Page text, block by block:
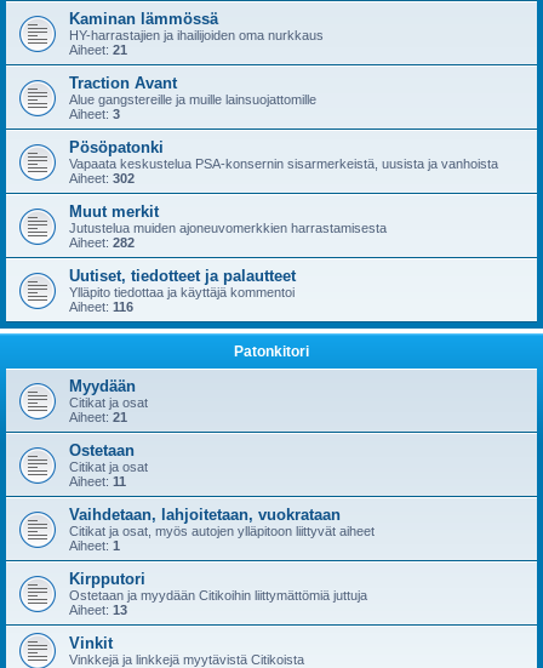
Kaminan lämmössä
HY-harrastajien ja ihailijoiden oma nurkkaus
Aiheet: 21
Traction Avant
Alue gangstereille ja muille lainsuojattomille
Aiheet: 3
Pösöpatonki
Vapaata keskustelua PSA-konsernin sisarmerkeistä, uusista ja vanhoista
Aiheet: 302
Muut merkit
Jutustelua muiden ajoneuvomerkkien harrastamisesta
Aiheet: 282
Uutiset, tiedotteet ja palautteet
Ylläpito tiedottaa ja käyttäjä kommentoi
Aiheet: 116
Patonkitori
Myydään
Citikat ja osat
Aiheet: 21
Ostetaan
Citikat ja osat
Aiheet: 11
Vaihdetaan, lahjoitetaan, vuokrataan
Citikat ja osat, myös autojen ylläpitoon liittyvät aiheet
Aiheet: 1
Kirpputori
Ostetaan ja myydään Citikoihin liittymättömiä juttuja
Aiheet: 13
Vinkit
Vinkkejä ja linkkejä myytävistä Citikoista